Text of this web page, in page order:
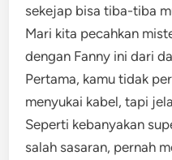
sekejap bisa tiba-tiba
Mari kita pecahkan
dengan Fanny ini dari
Pertama, kamu tidak
menyukai kabel, tapi
Seperti kebanyakan
salah sasaran, pernah